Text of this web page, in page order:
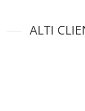
ALTI